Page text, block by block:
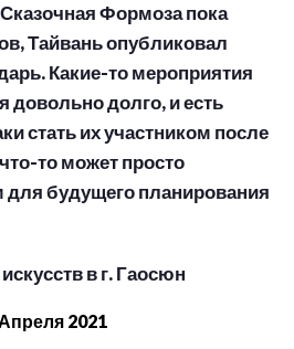
Формоза пока
Тайвань опубликовал
Какие-то мероприятия
довольно долго, и есть
стать их участником после
то может просто
будущего планирования
в г. Гаосюн
2021